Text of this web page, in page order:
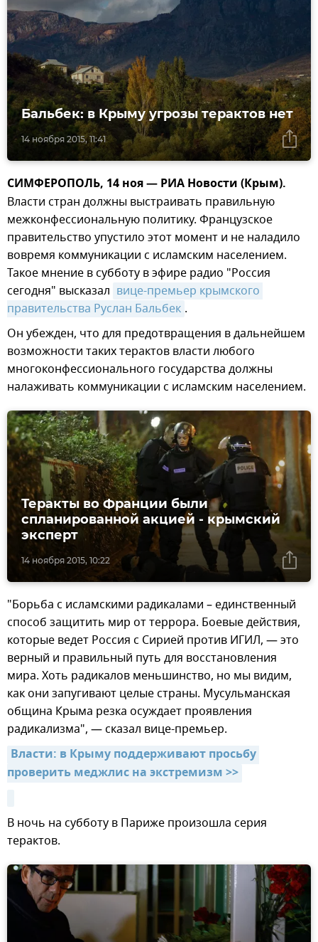
14 ноября 2015, 11:41
Бальбек: в Крыму угрозы терактов нет
СИМФЕРОПОЛЬ, 14 ноя — РИА Новости (Крым).
Власти стран должны выстраивать правильную
межконфессиональную политику. Французское
правительство упустило этот момент и не наладило
вовремя коммуникации с исламским населением.
Такое мнение в субботу в эфире радио "Россия
сегодня" высказал вице-премьер крымского
правительства Руслан Бальбек .
Он убежден, что для предотвращения в дальнейшем
возможности таких терактов власти любого
многоконфессионального государства должны
налаживать коммуникации с исламским населением.
14 ноября 2015, 10:22
Теракты во Франции были
спланированной акцией - крымский
эксперт
"Борьба с исламскими радикалами – единственный
способ защитить мир от террора. Боевые действия,
которые ведет Россия с Сирией против ИГИЛ, — это
верный и правильный путь для восстановления
мира. Хоть радикалов меньшинство, но мы видим,
как они запугивают целые страны. Мусульманская
община Крыма резка осуждает проявления
радикализма", — сказал вице-премьер.
Власти: в Крыму поддерживают просьбу
проверить меджлис на экстремизм >>
В ночь на субботу в Париже произошла серия
терактов.